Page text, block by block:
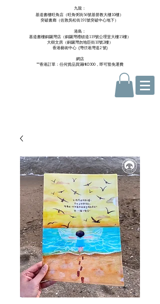
九龍：
基道書樓旺角店（旺角弼街56號基督教大樓10樓）
突破書廊（佐敦吳松街191號突破中心地下）
港島：
基道書樓銅鑼灣店（銅鑼灣禮頓道119號公理堂大樓15樓）
大樹文房（銅鑼灣勿地臣街10號2樓）
香港藝術中心 ​ (灣仔港灣道2 號)
網店
**香港訂單：任何貨品買滿HKD300，即可豁免運費